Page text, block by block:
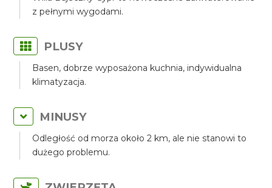
z pełnymi wygodami.
PLUSY
Basen, dobrze wyposażona kuchnia, indywidualna
klimatyzacja.
MINUSY
Odległość od morza około 2 km, ale nie stanowi to
dużego problemu.